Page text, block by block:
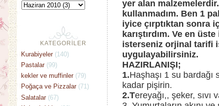
yer alan
kullanmadım. Ben 1
iyice çırptıktan sonra
karıştırdım. Ve en
isterseniz orjinal tarifi
uygulayabilirsiniz.
HAZIRLANIŞI;
1.Haşhaşı 1 su bardağı
kadar pişirin.
2.Tereyağı,, şeker, sıvı
KATEGORİLER
Kurabiyeler (140)
Pastalar (99)
kekler ve muffinler (79)
Poğaça ve Pizzalar (71)
Salatalar (67)